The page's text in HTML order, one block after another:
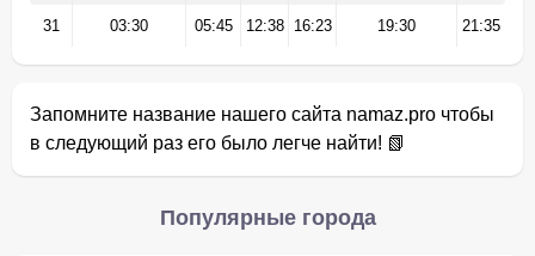
31 03:30 05:45 12:38 16:23 19:30 21:35
Запомните название нашего сайта namaz.pro чтобы
в следующий раз его было легче найти! 📗
Популярные города